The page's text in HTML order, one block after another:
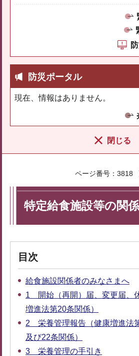
防災ポータル
現在、情報はありません。
閉じる
ページ番号：3818
特定給食施設等の関
目次
給食施設関係者のみなさまへ
1 開始（再開）届、変更届、
増進法第20条関係）
2 栄養管理報告（健康増進法
及び22条関係）
3 栄養管理の手引き